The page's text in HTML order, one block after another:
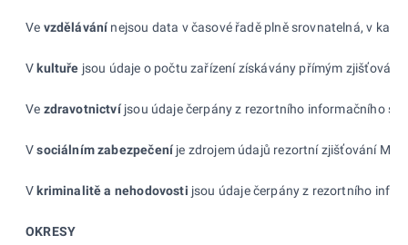
Ve vzdělávání nejsou data v časové řadě plně srovnatelná, v
V kultuře jsou údaje o počtu zařízení získávány přímým
Ve zdravotnictvíjsou údaje čerpány z rezortního informačního
Vsociálním zabezpečení je zdrojem údajů rezortní zjišťování
V kriminalitě a nehodovosti jsou údaje čerpány z rezortního
OKRESY